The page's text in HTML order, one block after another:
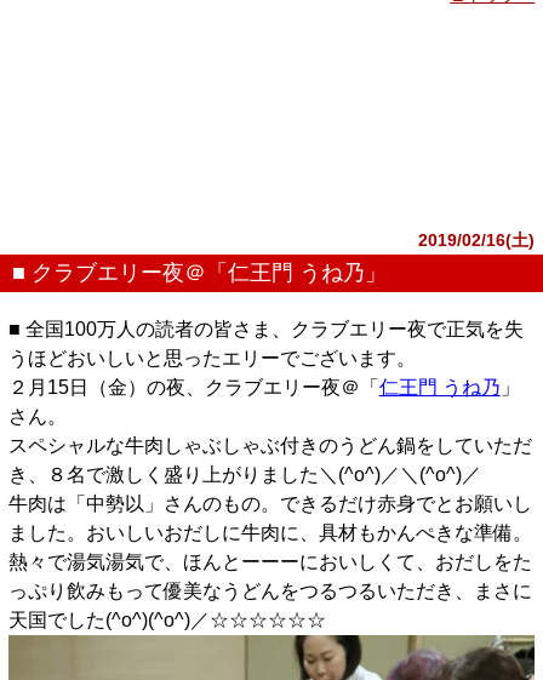
2019/02/16(土)
■ クラブエリー夜＠「仁王門 うね乃」
■ 全国100万人の読者の皆さま、クラブエリー夜で正気を失
うほどおいしいと思ったエリーでございます。
２月15日（金）の夜、クラブエリー夜＠「 仁王門 うね乃 」
さん。
スペシャルな牛肉しゃぶしゃぶ付きのうどん鍋をしていただ
き、８名で激しく盛り上がりました＼(^o^)／＼(^o^)／
牛肉は「中勢以」さんのもの。できるだけ赤身でとお願いし
ました。おいしいおだしに牛肉に、具材もかんぺきな準備。
熱々で湯気湯気で、ほんとーーーにおいしくて、おだしをた
っぷり飲みもって優美なうどんをつるつるいただき、まさに
天国でした(^o^)(^o^)／☆☆☆☆☆☆